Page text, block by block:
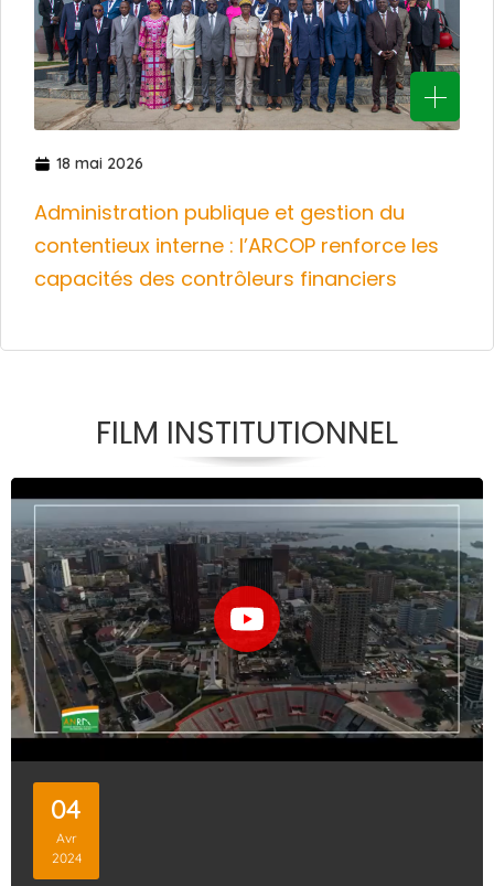
18 mai 2026
Administration publique et gestion du
contentieux interne : l’ARCOP renforce les
capacités des contrôleurs financiers
FILM INSTITUTIONNEL
04
Avr
2024